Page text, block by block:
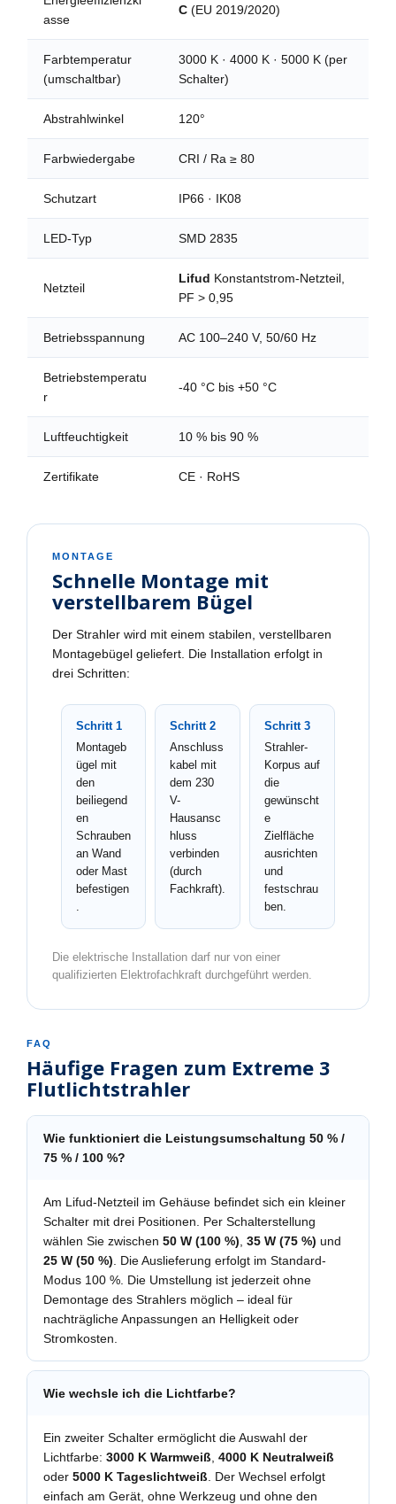
asse
C (EU 2019/2020)
Farbtemperatur
(umschaltbar)
3000 K · 4000 K · 5000 K (per
Schalter)
Abstrahlwinkel 120°
Farbwiedergabe CRI / Ra ≥ 80
Schutzart IP66 · IK08
LED-Typ SMD 2835
Netzteil
Lifud Konstantstrom-Netzteil,
PF > 0,95
Betriebsspannung AC 100–240 V, 50/60 Hz
Betriebstemperatu
r
-40 °C bis +50 °C
Luftfeuchtigkeit 10 % bis 90 %
Zertifikate CE · RoHS
MONTAGE
Schnelle Montage mit
verstellbarem Bügel
Der Strahler wird mit einem stabilen, verstellbaren
Montagebügel geliefert. Die Installation erfolgt in
drei Schritten:
Schritt 1
Montageb
ügel mit
den
beiliegend
en
Schrauben
an Wand
oder Mast
befestigen
.
Schritt 2
Anschluss
kabel mit
dem 230
V-
Hausansc
hluss
verbinden
(durch
Fachkraft).
Schritt 3
Strahler-
Korpus auf
die
gewünscht
e
Zielfläche
ausrichten
und
festschrau
ben.
Die elektrische Installation darf nur von einer
qualifizierten Elektrofachkraft durchgeführt werden.
FAQ
Häufige Fragen zum Extreme 3
Flutlichtstrahler
Wie funktioniert die Leistungsumschaltung 50 % /
75 % / 100 %?
Am Lifud-Netzteil im Gehäuse befindet sich ein kleiner
Schalter mit drei Positionen. Per Schalterstellung
wählen Sie zwischen 50 W (100 %) 35 W (75 %) und
25 W (50 %) . Die Auslieferung erfolgt im Standard-
Modus 100 %. Die Umstellung ist jederzeit ohne
Demontage des Strahlers möglich – ideal für
nachträgliche Anpassungen an Helligkeit oder
Stromkosten.
Wie wechsle ich die Lichtfarbe?
Ein zweiter Schalter ermöglicht die Auswahl der
Lichtfarbe: 3000 K Warmweiß 4000 K Neutralweiß
oder 5000 K Tageslichtweiß . Der Wechsel erfolgt
einfach am Gerät, ohne Werkzeug und ohne den